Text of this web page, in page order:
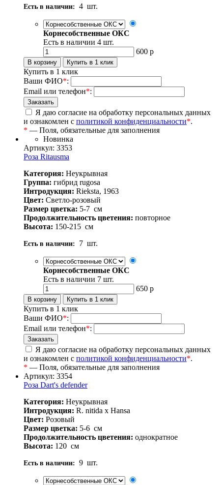
Есть в наличии: 4 шт.
Корнесобственные ОКС
Есть в наличии 4 шт.
600 р
Купить в 1 клик
Ваши ФИО*:
Email или телефон*:
Я даю согласие на обработку персональных данных
и ознакомлен с политикой конфиденциальности*.
* — Поля, обязательные для заполнения
Новинка
Артикул: 3353
Роза Ritausma
Категория: Неукрывная
Группа: гибрид rugosa
Интродукция: Rieksta, 1963
Цвет: Светло-розовый
Размер цветка: 5-7 см
Продолжительность цветения: повторное
Высота: 150-215 см
Есть в наличии: 7 шт.
Корнесобственные ОКС
Есть в наличии 7 шт.
650 р
Купить в 1 клик
Ваши ФИО*:
Email или телефон*:
Я даю согласие на обработку персональных данных
и ознакомлен с политикой конфиденциальности*.
* — Поля, обязательные для заполнения
Артикул: 3354
Роза Dart's defender
Категория: Неукрывная
Интродукция: R. nitida x Hansa
Цвет: Розовый
Размер цветка: 5-6 см
Продолжительность цветения: однократное
Высота: 120 см
Есть в наличии: 9 шт.